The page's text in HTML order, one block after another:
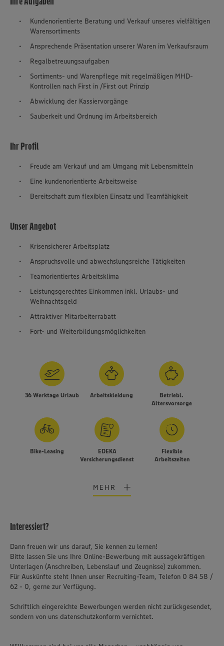
Kundenorientierte Beratung und Verkauf unseres vielfältigen
Warensortiments
Ansprechende Präsentation unserer Waren im Verkaufsraum
Regalbetreuungsaufgaben
Sortiments- und Warenpflege mit regelmäßigen MHD-
Kontrollen nach First in /First out Prinzip
Abwicklung der Kassiervorgänge
Sauberkeit und Ordnung im Arbeitsbereich
Ihr Profil
Freude am Verkauf und am Umgang mit Lebensmitteln
Eine kundenorientierte Arbeitsweise
Bereitschaft zum flexiblen Einsatz und Teamfähigkeit
Unser Angebot
Krisensicherer Arbeitsplatz
Anspruchsvolle und abwechslungsreiche Tätigkeiten
Teamorientiertes Arbeitsklima
Leistungsgerechtes Einkommen inkl. Urlaubs- und
Weihnachtsgeld
Attraktiver Mitarbeiterrabatt
Fort- und Weiterbildungsmöglichkeiten
36 Werktage Urlaub Arbeitskleidung
Betriebl.
Altersvorsorge
Bike-Leasing
EDEKA
Versicherungsdienst
Flexible
Arbeitszeiten
MEHR
Interessiert?
Dann freuen wir uns darauf, Sie kennen zu lernen!
Bitte lassen Sie uns Ihre Online-Bewerbung mit aussagekräftigen
Unterlagen (Anschreiben, Lebenslauf und Zeugnisse) zukommen.
Für Auskünfte steht Ihnen unser Recruiting-Team, Telefon 0 84 58 /
62 - 0, gerne zur Verfügung.
Schriftlich eingereichte Bewerbungen werden nicht zurückgesendet,
sondern von uns datenschutzkonform vernichtet.